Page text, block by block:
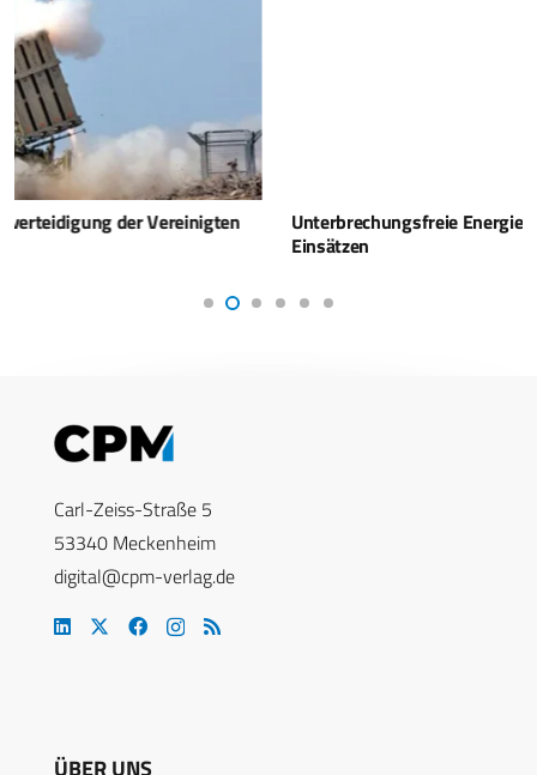
Unterbrechungsfreie Energieversorgung bei taktischen
Carl-Zeiss-Straße 5
53340 Meckenheim
digital@cpm-verlag.de
ÜBER UNS